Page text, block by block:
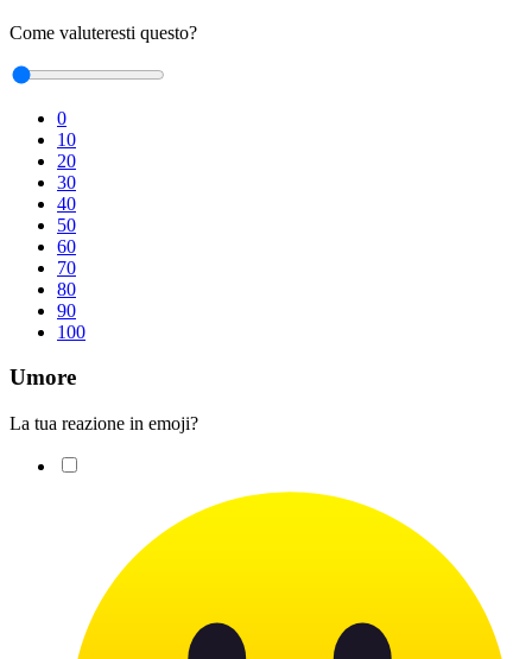
Come valuteresti questo?
0
10
20
30
40
50
60
70
80
90
100
Umore
La tua reazione in emoji?